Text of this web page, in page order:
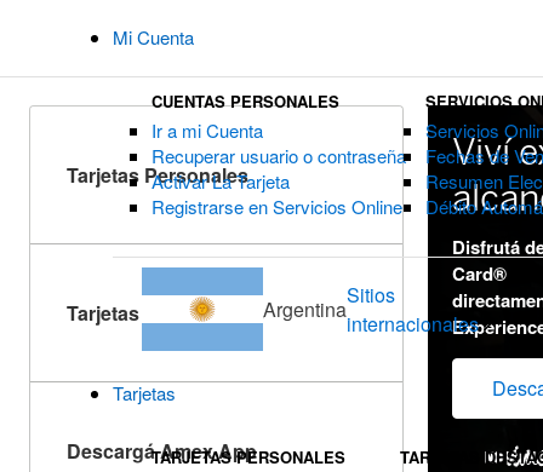
Mi Cuenta
CUENTAS PERSONALES
Ir a mi Cuenta
Recuperar usuario o contraseña
Activar La Tarjeta
Registrarse en Servicios Online
SERVICIOS
Servicios
Fechas de
Resumen
Débito
Argentina
Sitios
internacionales
Tarjetas
TARJETAS PERSONALES TARJETAS
Tarjetas Personales
Tarjetas Corporativas
Descargá Amex App
Viví
Disfrutá
Card®